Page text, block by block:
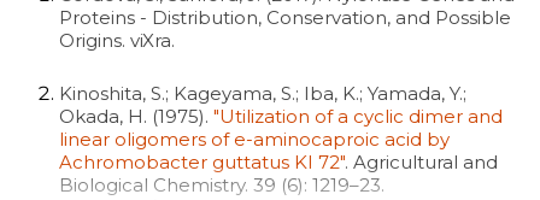
Proteins - Distribution, Conservation, and Possible
Origins. viXra.
Kinoshita, S.; Kageyama, S.; Iba, K.; Yamada, Y.;
Okada, H. (1975). "Utilization of a cyclic dimer and
linear oligomers of e-aminocaproic acid by
Achromobacter guttatus KI 72". Agricultural and
Biological Chemistry. 39 (6): 1219–23.